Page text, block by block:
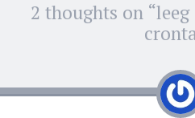
Post
navigation
2 thoughts on “